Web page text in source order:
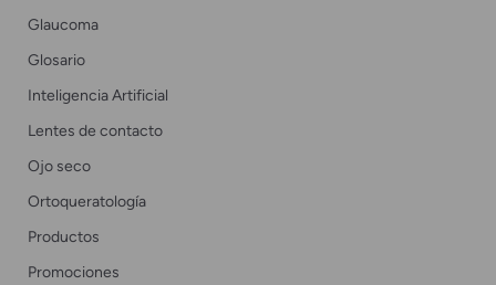
Glaucoma
Glosario
Inteligencia Artificial
Lentes de contacto
Ojo seco
Ortoqueratología
Productos
Promociones